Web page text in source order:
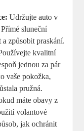
Udržujte auto v
sluneční
způsobit praskání.
kvalitní
jednou za pár
vaše pokožka,
pružná.
máte obavy z
volantové
jak ochránit